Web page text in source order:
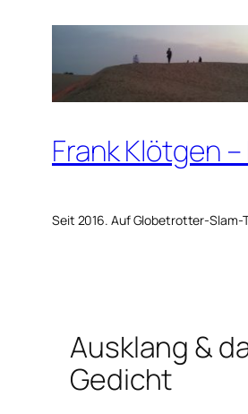
springen
Frank Klötgen
Seit 2016. Auf Globetrotter-Slam-
Ausklang &
Gedicht